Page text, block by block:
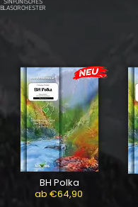
SINFONISCHES
BLASORCHESTER
BH Polka
ab €64,90